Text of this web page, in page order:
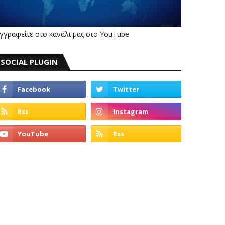
στο κανάλι μας στο YouTube
SOCIAL PLUGIN